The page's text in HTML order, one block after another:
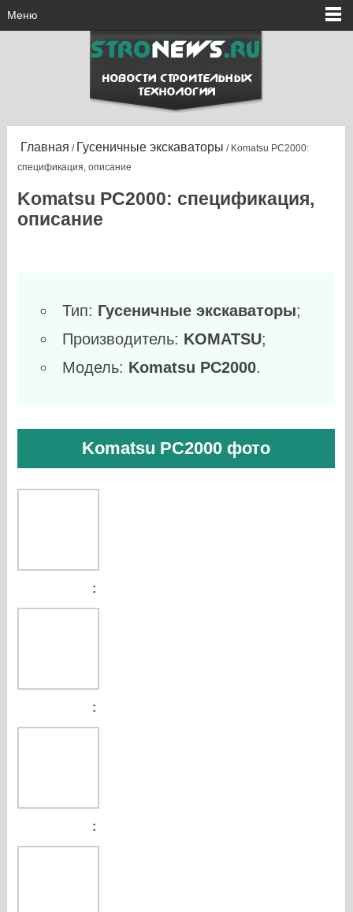
Меню
Главная / Гусеничные экскаваторы / Komatsu PC2000:
спецификация, описание
Komatsu PC2000: спецификация,
описание
Тип: Гусеничные экскаваторы;
Производитель: KOMATSU;
Модель: Komatsu PC2000.
Komatsu PC2000 фото